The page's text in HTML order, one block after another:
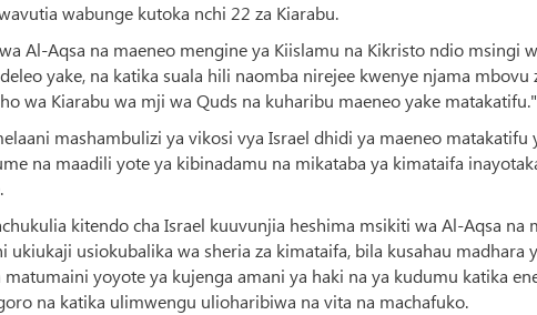
wabunge kutoka nchi 22 za Kiarabu.
Al-Aqsa na maeneo mengine ya Kiislamu na Kikristo ndio msingi
yake, na katika suala hili naomba nirejee kwenye njama mbovu
wa Kiarabu wa mji wa Quds na kuharibu maeneo yake matakatifu."
mashambulizi ya vikosi vya Israel dhidi ya maeneo matakatifu
na maadili yote ya kibinadamu na mikataba ya kimataifa
kitendo cha Israel kuuvunjia heshima msikiti wa Al-Aqsa na
ukiukaji usiokubalika wa sheria za kimataifa, bila kusahau madhara
yoyote ya kujenga amani ya haki na ya kudumu katika
na katika ulimwengu ulioharibiwa na vita na machafuko.